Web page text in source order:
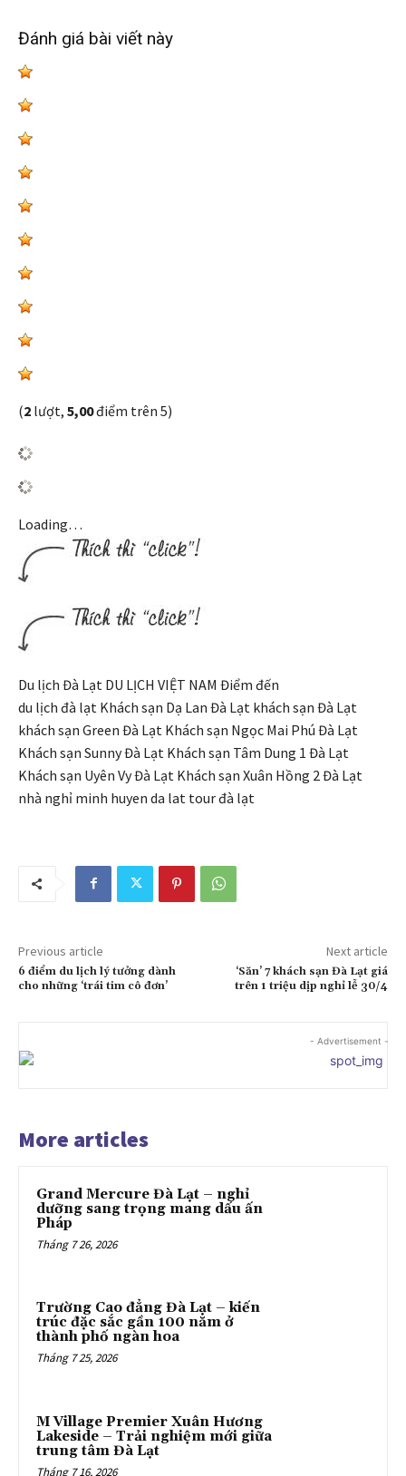
Đánh giá bài viết này
(2 lượt, 5,00điểm trên 5)
Loading…
Du lịch Đà Lạt DU LỊCH VIỆT NAM Điểm đến
du lịch đà lạt Khách sạn Dạ Lan Đà Lạt khách sạn Đà Lạt
khách sạn Green Đà Lạt Khách sạn Ngọc Mai Phú Đà Lạt
Khách sạn Sunny Đà Lạt Khách sạn Tâm Dung 1 Đà Lạt
Khách sạn Uyên Vy Đà Lạt Khách sạn Xuân Hồng 2 Đà Lạt
nhà nghỉ minh huyen da lat tour đà lạt
Previous article
6 điểm du lịch lý tưởng dành
cho những ‘trái tim cô đơn’
Next article
‘Săn’ 7 khách sạn Đà Lạt giá
trên 1 triệu dịp nghỉ lễ 30/4
- Advertisement -
More articles
Grand Mercure Đà Lạt – nghỉ
dưỡng sang trọng mang dấu ấn
Pháp
Tháng 7 26, 2026
Trường Cao đẳng Đà Lạt – kiến
trúc đặc sắc gần 100 năm ở
thành phố ngàn hoa
Tháng 7 25, 2026
M Village Premier Xuân Hương
Lakeside – Trải nghiệm mới giữa
trung tâm Đà Lạt
Tháng 7 16, 2026